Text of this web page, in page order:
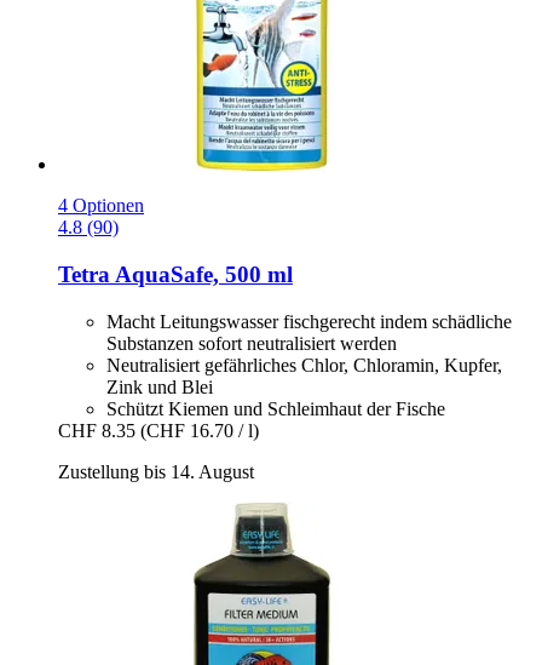
4 Optionen
4.8 (90)
Tetra AquaSafe, 500 ml
Macht Leitungswasser fischgerecht indem schädliche
Substanzen sofort neutralisiert werden
Neutralisiert gefährliches Chlor, Chloramin, Kupfer,
Zink und Blei
Schützt Kiemen und Schleimhaut der Fische
CHF 8.35 (CHF 16.70 / l)
Zustellung bis 14. August